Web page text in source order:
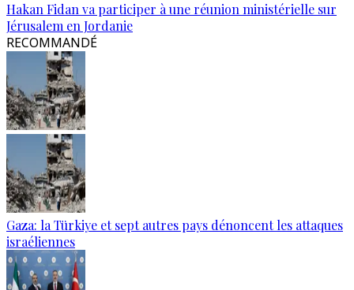
Hakan Fidan va participer à une réunion ministérielle sur
Jérusalem en Jordanie
RECOMMANDÉ
Gaza: la Türkiye et sept autres pays dénoncent les attaques
israéliennes